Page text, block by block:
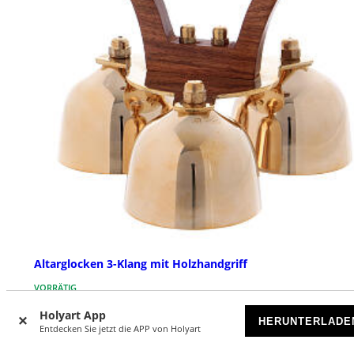
Holyart App
Entdecken Sie jetzt die APP von Holyart
Altarglocken 3-Klang mit Holzhandgriff
VORRÄTIG
€ 87,00